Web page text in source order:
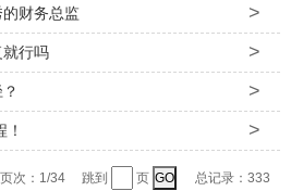
财务总监 >
行吗 >
>
>
总记录：333
页次：1/34 跳到 页